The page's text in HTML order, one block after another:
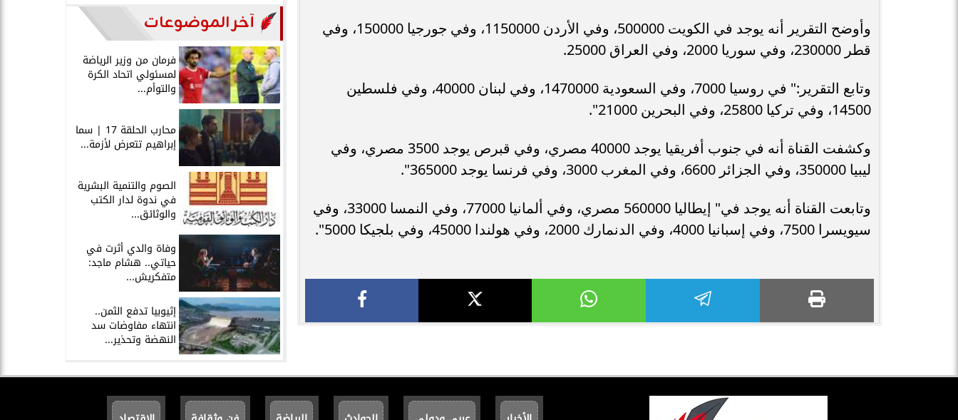
وأوضح التقرير أنه يوجد في الكويت 500000، وفي الأردن 1150000، وفي جورجيا 150000، وفي
قطر 230000، وفي سوريا 2000، وفي العراق 25000.
وتابع التقرير:" في روسيا 7000، وفي السعودية 1470000، وفي لبنان 40000، وفي فلسطين
14500، وفي تركيا 25800، وفي البحرين 21000".
وكشفت القناة أنه في جنوب أفريقيا يوجد 40000 مصري، وفي قبرص يوجد 3500 مصري، وفي
ليبيا 350000، وفي الجزائر 6600، وفي المغرب 3000، وفي فرنسا يوجد 365000".
وتابعت القناة أنه يوجد في" إيطاليا 560000 مصري، وفي ألمانيا 77000، وفي النمسا 33000، وفي
سيويسرا 7500، وفي إسبانيا 4000، وفي الدنمارك 2000، وفي هولندا 45000، وفي بلجيكا 5000".
آخر الموضوعات
فرمان من وزير الرياضة
لمسئولي اتحاد الكرة
والتوأم...
محارب الحلقة 17 | سما
إبراهيم تتعرض لأزمة...
الصوم والتنمية البشرية
في ندوة لدار الكتب
والوثائق...
وفاة والدي أثرت في
حياتي.. هشام ماجد:
متفكريش...
إثيوبيا تدفع الثمن..
انتهاء مفاوضات سد
النهضة وتحذير...